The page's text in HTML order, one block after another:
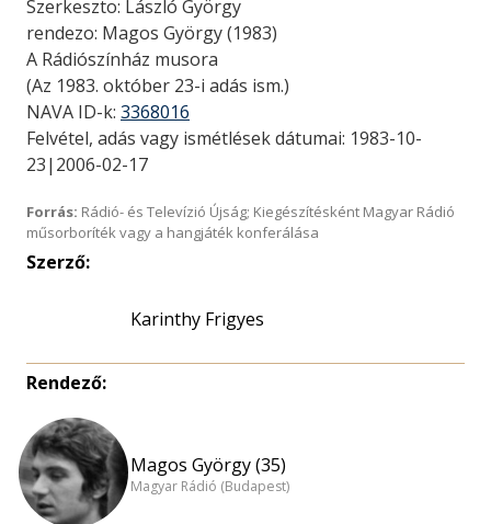
Szerkeszto: László György
rendezo: Magos György (1983)
A Rádiószínház musora
(Az 1983. október 23-i adás ism.)
NAVA ID-k: 3368016
Felvétel, adás vagy ismétlések dátumai: 1983-10-
23|2006-02-17
Forrás: Rádió- és Televízió Újság; Kiegészítésként Magyar Rádió
műsorboríték vagy a hangjáték konferálása
Szerző:
Karinthy Frigyes
Rendező:
Magos György (35)
Magyar Rádió (Budapest)